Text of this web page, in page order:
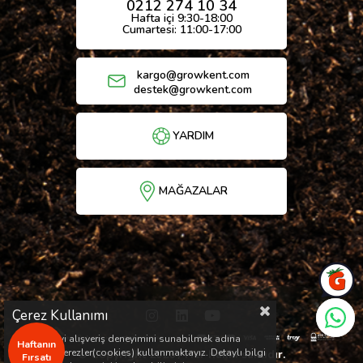
0212 274 10 34
Hafta içi 9:30-18:00
Cumartesi: 11:00-17:00
kargo@growkent.com
destek@growkent.com
YARDIM
MAĞAZALAR
Haftanın
Fırsatı
© Copyright 2026 / Her hakkı saklıdır.
Çerez Kullanımı
Sizlere en iyi alışveriş deneyimini sunabilmek adına
sitemizde çerezler(cookies) kullanmaktayız. Detaylı bilgi